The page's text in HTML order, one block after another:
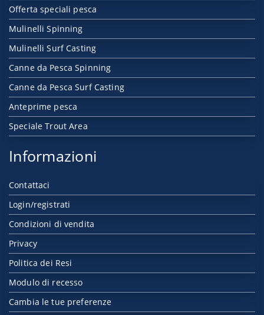
Offerta speciali pesca
Mulinelli Spinning
Mulinelli Surf Casting
Canne da Pesca Spinning
Canne da Pesca Surf Casting
Anteprime pesca
Speciale Trout Area
Informazioni
Contattaci
Login/registrati
Condizioni di vendita
Privacy
Politica dei Resi
Modulo di recesso
Cambia le tue preferenze